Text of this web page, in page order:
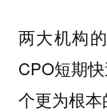
两大机构
CPO短期
个更为根